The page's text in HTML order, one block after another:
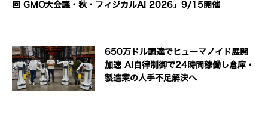
回 GMO大会議・秋・フィジカルAI 2026」9/15開催
650万ドル調達でヒューマノイド展開
加速 AI自律制御で24時間稼働し倉庫・
製造業の人手不足解決へ